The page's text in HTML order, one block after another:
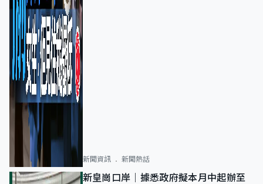
新聞資訊 新聞熱話
新皇崗口岸｜據悉政府擬本月中起辦至